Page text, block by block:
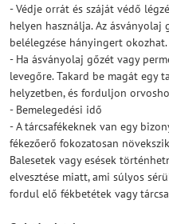
- Védje orrát és száját védő
helyen használja. Az ásványolaj
belélegzése hányingert okozhat.
- Ha ásványolaj gőzét vagy
levegőre. Takard be magát egy
helyzetben, és forduljon
- Bemelegedési idő
- A tárcsafékeknek van egy
fékezőerő fokozatosan
Balesetek vagy esések
elvesztése miatt, ami súlyos
fordul elő fékbetétek vagy